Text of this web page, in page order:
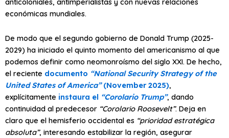
económicas mundiales.
De modo que el segundo gobierno de Donald Trump (2025-
2029) ha iniciado el quinto momento del americanismo al que
podemos definir como neomonroísmo del siglo XXI. De hecho,
el reciente documento “National Security Strategy of the
United States of America”(November 2025),
explícitamente instaura el “Corolario Trump”, dando
continuidad al predecesor “Corolario Roosevelt”. Deja en
claro que el hemisferio occidental es “prioridad estratégica
absoluta”, interesando estabilizar la región, asegurar